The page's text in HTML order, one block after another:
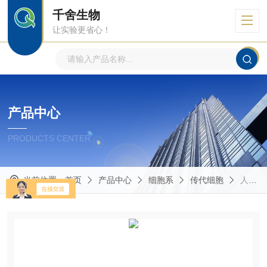
千舍生物
让实验更省心！
产品中心
PRODUCTS CENTER
当前位置：首页 产品中心 细胞系 传代细胞 人霍奇金淋巴瘤细胞Hs 611.T